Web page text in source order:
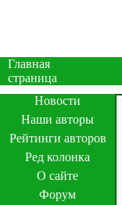
Главная
страница
Новости
Наши авторы
Рейтинги авторов
Ред колонка
О сайте
Форум